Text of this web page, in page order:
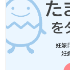
妊娠
妊